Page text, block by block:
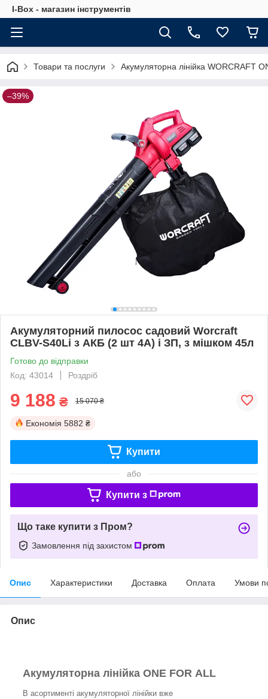
I-Box - магазин інструментів
Товари та послуги Акумуляторна лінійка WORCRAFT
–39%
Акумуляторний пилосос садовий Worcraft
CLBV-S40Li з АКБ (2 шт 4А) і ЗП, з мішком 45л
Готово до відправки
Код: 43014
Роздріб
9 188 ₴ 15 070 ₴
Економія 5882 ₴
Купити
або
Купити з
Що таке купити з Пром?
Замовлення під захистом
Опис Характеристики Доставка Оплата Умови
Опис
Акумуляторна лінійка ONE FOR ALL
В асортименті акумуляторної лінійки вже